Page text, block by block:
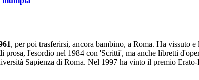
, per poi trasferirsi, ancora bambino, a Roma. Ha vissuto
l'esordio nel 1984 con 'Scritti', ma anche libretti
Sapienza di Roma. Nel 1997 ha vinto il premio